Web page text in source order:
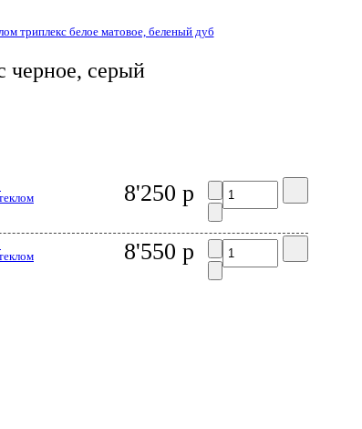
триплекс белое матовое, беленый дуб
черное, серый
8'250 р
8'550 р